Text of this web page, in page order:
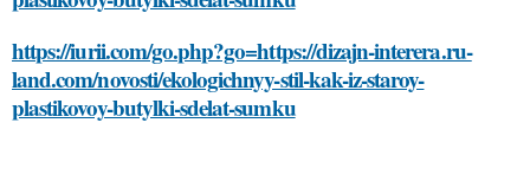
https://iurii.com/go.php?go=https://dizajn-interera.ru-
land.com/novosti/ekologichnyy-stil-kak-iz-staroy-
plastikovoy-butylki-sdelat-sumku